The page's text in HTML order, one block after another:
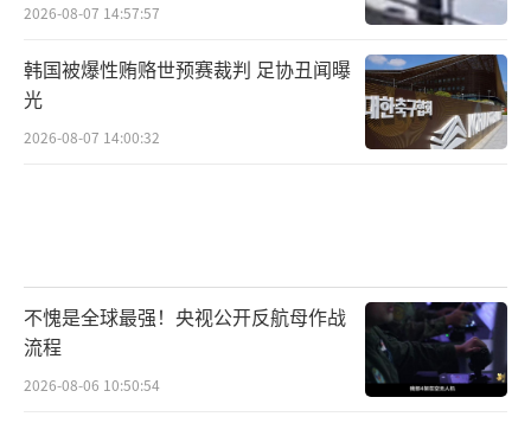
2026-08-07 14:57:57
韩国被爆性贿赂世预赛裁判 足协丑闻曝
光
2026-08-07 14:00:32
不愧是全球最强！央视公开反航母作战
流程
2026-08-06 10:50:54